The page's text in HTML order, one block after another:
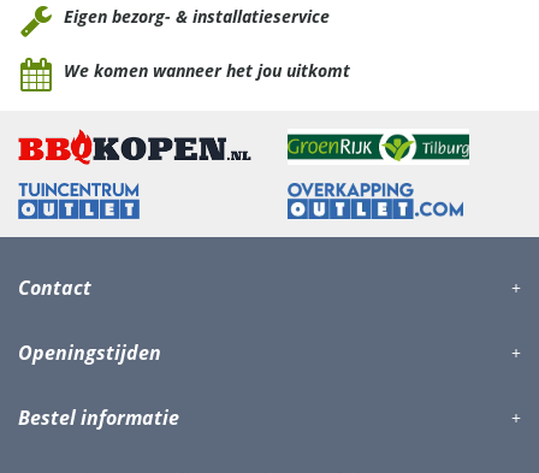
Eigen bezorg- & installatieservice
We komen wanneer het jou uitkomt
Contact
Openingstijden
Bestel informatie